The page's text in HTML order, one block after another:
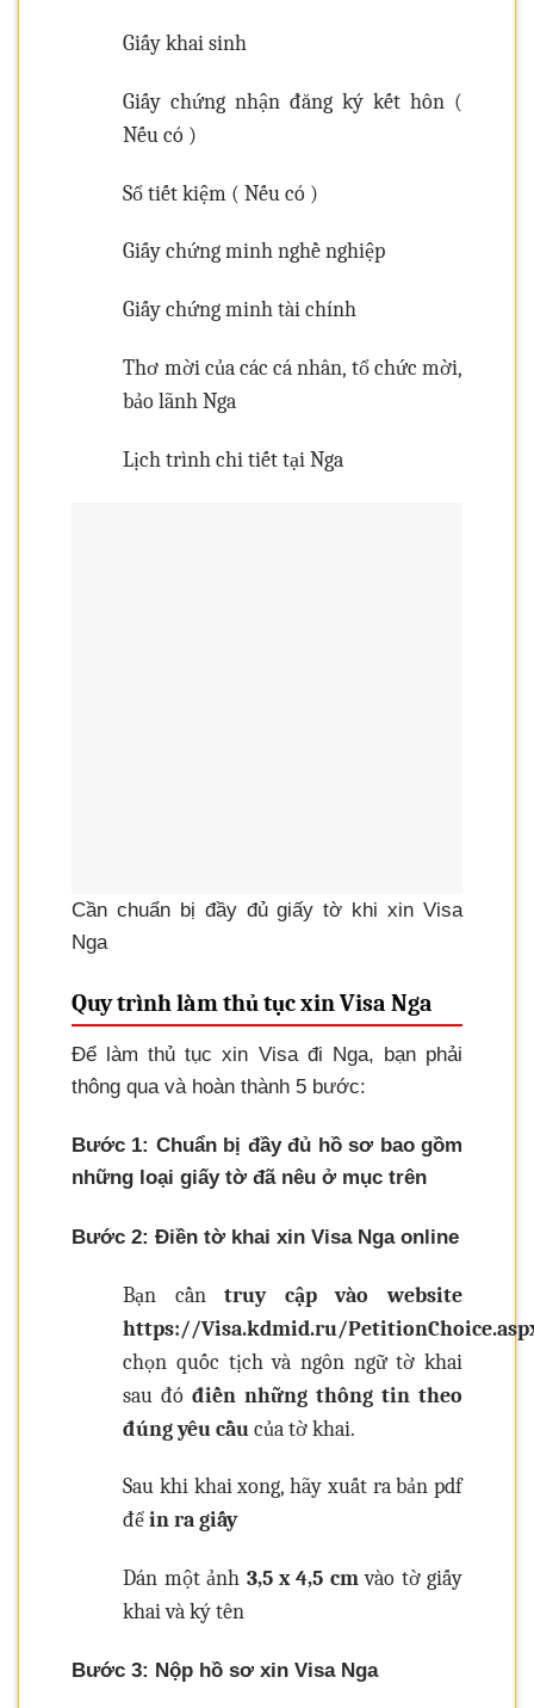
Giấy khai sinh
Giấy chứng nhận đăng ký kết hôn (
Nếu có )
Sổ tiết kiệm ( Nếu có )
Giấy chứng minh nghề nghiệp
Giấy chứng minh tài chính
Thơ mời của các cá nhân, tổ chức mời,
bảo lãnh Nga
Lịch trình chi tiết tại Nga
Cần chuẩn bị đầy đủ giấy tờ khi xin Visa
Nga
Quy trình làm thủ tục xin Visa Nga
Để làm thủ tục xin Visa đi Nga, bạn phải
thông qua và hoàn thành 5 bước:
Bước 1: Chuẩn bị đầy đủ hồ sơ bao gồm
những loại giấy tờ đã nêu ở mục trên
Bước 2: Điền tờ khai xin Visa Nga online
Bạn cầntruy cập vào website
https://Visa.kdmid.ru/
chọn quốc tịch và ngôn ngữ tờ khai
sau đóđiền những thông tin theo
đúng yêu cầucủa tờ khai.
Sau khi khai xong, hãy xuất ra bản pdf
đểin ra giấy
Dán một ảnh 3,5 x 4,5 cmvào tờ giấy
khai và ký tên
Bước 3: Nộp hồ sơ xin Visa Nga